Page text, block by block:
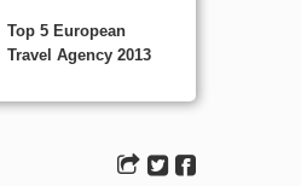
Top 5 European
Travel Agency 2013